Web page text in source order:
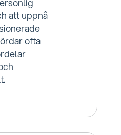
att uppnå
ofta